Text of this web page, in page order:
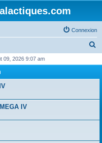
Connexion
h
09, 2026 9:07 am
IV